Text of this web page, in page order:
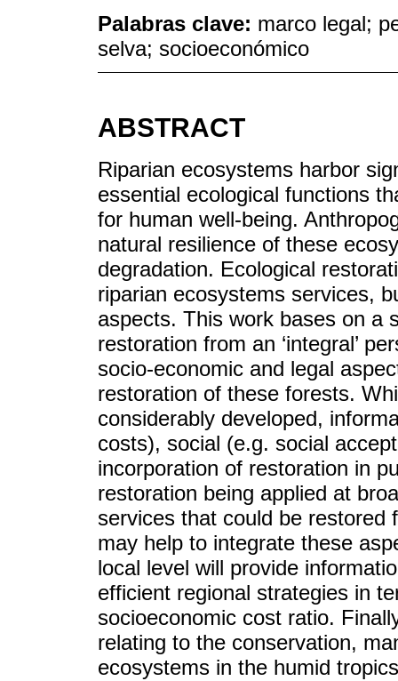
Palabras clave: marco legal;
selva; socioeconómico
ABSTRACT
Riparian ecosystems harbor
essential ecological functions
for human well-being.
natural resilience of these
degradation. Ecological
riparian ecosystems services,
aspects. This work bases on a
restoration from an ‘integral’
socio-economic and legal
restoration of these forests.
considerably developed,
costs), social (e.g. social
incorporation of restoration in
restoration being applied at
services that could be restored
may help to integrate these
local level will provide
efficient regional strategies in
socioeconomic cost ratio.
relating to the conservation,
ecosystems in the humid